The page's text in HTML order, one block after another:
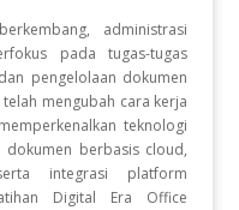
administrasi
pada tugas-tugas
pengelolaan dokumen
mengubah cara kerja
teknologi
dokumen berbasis cloud,
integrasi platform
Digital Era Office